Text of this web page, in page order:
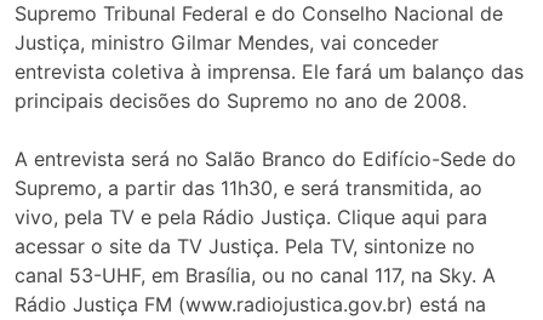
Supremo Tribunal Federal e do Conselho Nacional de
Justiça, ministro Gilmar Mendes, vai conceder
entrevista coletiva à imprensa. Ele fará um balanço das
principais decisões do Supremo no ano de 2008.
A entrevista será no Salão Branco do Edifício-Sede do
Supremo, a partir das 11h30, e será transmitida, ao
vivo, pela TV e pela Rádio Justiça. Clique aqui para
acessar o site da TV Justiça. Pela TV, sintonize no
canal 53-UHF, em Brasí­lia, ou no canal 117, na Sky. A
Rádio Justiça FM (www.radiojustica.gov.br) está na